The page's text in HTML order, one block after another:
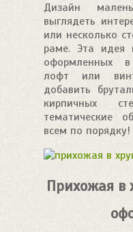
Дизайн
выглядеть
или несколько
раме. Эта идея
оформленных
лофт или
добавить
кирпичных
тематические
всем по порядку!
Прихожая в